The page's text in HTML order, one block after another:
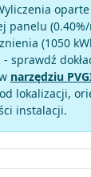
panelu (0.40
(1050
sprawdź
narzędziu
lokalizacji,
instalacji.